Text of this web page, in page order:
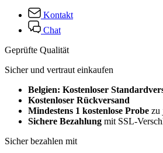
Kontakt
Chat
Geprüfte Qualität
Sicher und vertraut einkaufen
Belgien: Kostenloser
Kostenloser Rückversand
Mindestens 1 kostenlose Probe zu
Sichere Bezahlung mit SSL-
Sicher bezahlen mit